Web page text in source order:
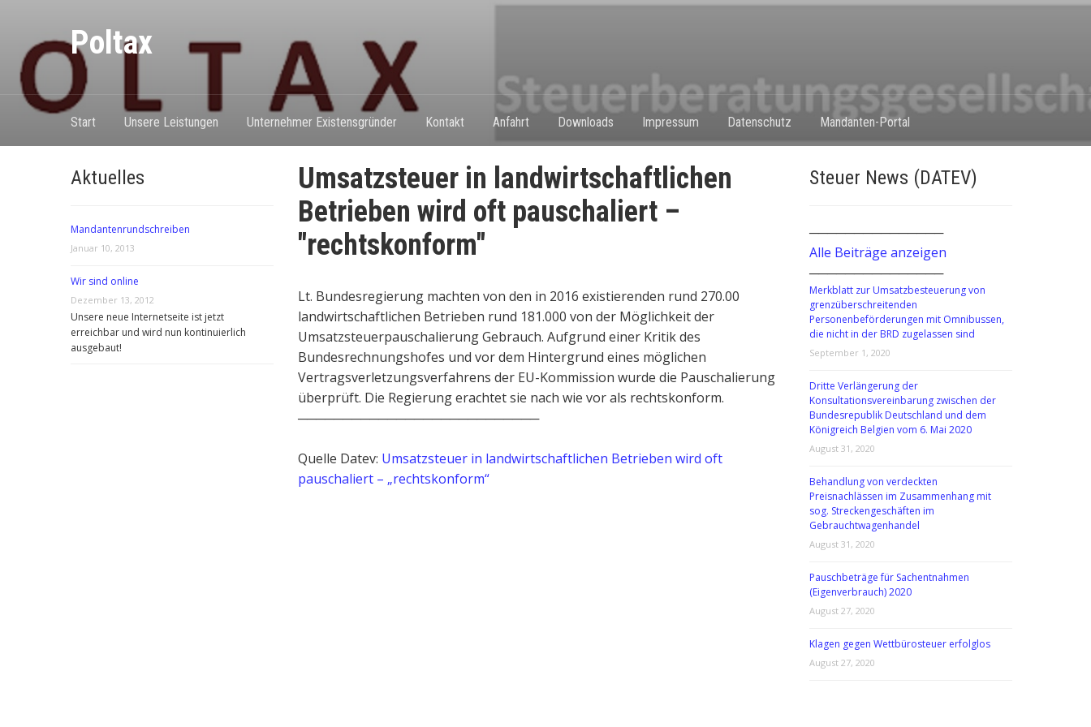
Poltax
Start Unsere Leistungen Unternehmer Existensgründer Kontakt Anfahrt Downloads Impressum Datenschutz Mandanten-Portal
Aktuelles
Mandantenrundschreiben
Januar 10, 2013
Wir sind online
Dezember 13, 2012
Unsere neue Internetseite ist jetzt
erreichbar und wird nun kontinuierlich
ausgebaut!
Umsatzsteuer in landwirtschaftlichen
Betrieben wird oft pauschaliert –
"rechtskonform"
Lt. Bundesregierung machten von den in 2016 existierenden rund 270.00
landwirtschaftlichen Betrieben rund 181.000 von der Möglichkeit der
Umsatzsteuerpauschalierung Gebrauch. Aufgrund einer Kritik des
Bundesrechnungshofes und vor dem Hintergrund eines möglichen
Vertragsverletzungsverfahrens der EU-Kommission wurde die Pauschalierung
überprüft. Die Regierung erachtet sie nach wie vor als rechtskonform.
───────────────────────────
Quelle Datev: Umsatzsteuer in landwirtschaftlichen Betrieben wird oft
pauschaliert – „rechtskonform“
Steuer News (DATEV)
───────────────
Alle Beiträge anzeigen
───────────────
Merkblatt zur Umsatzbesteuerung von
grenzüberschreitenden
Personenbeförderungen mit Omnibussen,
die nicht in der BRD zugelassen sind
September 1, 2020
Dritte Verlängerung der
Konsultationsvereinbarung zwischen der
Bundesrepublik Deutschland und dem
Königreich Belgien vom 6. Mai 2020
August 31, 2020
Behandlung von verdeckten
Preisnachlässen im Zusammenhang mit
sog. Streckengeschäften im
Gebrauchtwagenhandel
August 31, 2020
Pauschbeträge für Sachentnahmen
(Eigenverbrauch) 2020
August 27, 2020
Klagen gegen Wettbürosteuer erfolglos
August 27, 2020